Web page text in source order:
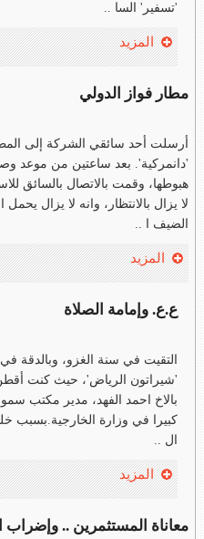
'تسفير' السا ..
المزيد
مطار فواز الدولي
أرسلت أحد سائقي الشركة إلى
'دانمركية'. بعد ساعتين من موعد
هبوطها، وقمت بالاتصال بالسائق
لا يزال بالانتظار، وانه لا يزال
الضيف ا ..
المزيد
ع.ع. وإمامة الصلاة
'شيراتون الرياض'، حيث كنت
بالاخ احمد الفهد، مدير مكتب سمو
كبيرا في وزارة الخارجية.بسبب
ال ..
المزيد
معاناة المستثمرين .. وإضراب